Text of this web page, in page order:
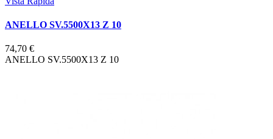
ANELLO SV.5500X13 Z 10
74,70 €
ANELLO SV.5500X13 Z 10